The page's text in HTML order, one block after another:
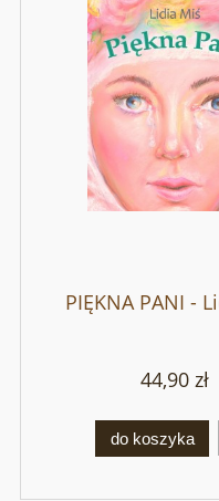
PIĘKNA PANI -
44,90 zł
do koszyka